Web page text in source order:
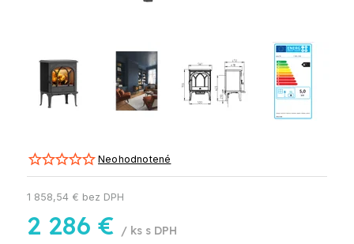
Neohodnotené
2 286 € / ks
1 858,54 € bez DPH